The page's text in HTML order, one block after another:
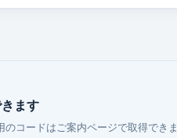
ます
のコードはご案内ページで取得できま